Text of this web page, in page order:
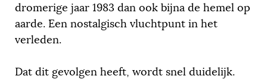
dromerige jaar 1983 dan ook bijna de hemel op
aarde. Een nostalgisch vluchtpunt in het
verleden.
Dat dit gevolgen heeft, wordt snel duidelijk.